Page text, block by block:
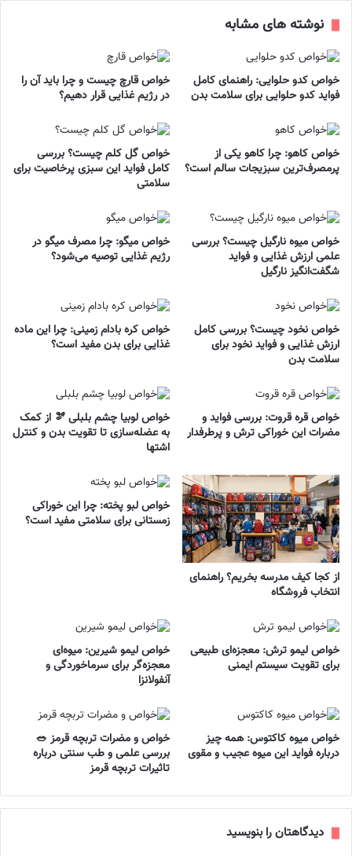
نوشته های مشابه
خواص کدو حلوایی: راهنمای کامل
فواید کدو حلوایی برای سلامت بدن
خواص قارچ چیست و چرا باید آن را
در رژیم غذایی قرار دهیم؟
خواص کاهو: چرا کاهو یکی از
پرمصرف‌ترین سبزیجات سالم است؟
خواص گل کلم چیست؟ بررسی
کامل فواید این سبزی پرخاصیت برای
سلامتی
خواص میوه نارگیل چیست؟ بررسی
علمی ارزش غذایی و فواید
شگفت‌انگیز نارگیل
خواص میگو: چرا مصرف میگو در
رژیم غذایی توصیه می‌شود؟
خواص نخود چیست؟ بررسی کامل
ارزش غذایی و فواید نخود برای
سلامت بدن
خواص کره بادام زمینی: چرا این ماده
غذایی برای بدن مفید است؟
خواص قره قروت: بررسی فواید و
مضرات این خوراکی ترش و پرطرفدار
خواص لوبیا چشم بلبلی 🫘 از کمک
به عضله‌سازی تا تقویت بدن و کنترل
اشتها
از کجا کیف مدرسه بخریم؟ راهنمای
انتخاب فروشگاه
خواص لبو پخته: چرا این خوراکی
زمستانی برای سلامتی مفید است؟
خواص لیمو ترش: معجزه‌ای طبیعی
برای تقویت سیستم ایمنی
خواص لیمو شیرین: میوه‌ای
معجزه‌گر برای سرماخوردگی و
آنفولانزا
خواص میوه کاکتوس: همه چیز
درباره فواید این میوه عجیب و مقوی
خواص و مضرات تربچه قرمز 🥗
بررسی علمی و طب سنتی درباره
تاثیرات تربچه قرمز
دیدگاهتان را بنویسید